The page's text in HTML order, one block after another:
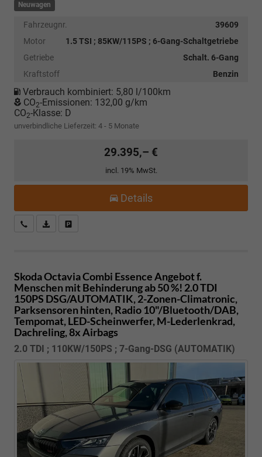
Neuwagen
Fahrzeugnr.
39609
Motor
1.5 TSI ; 85KW/115PS ; 6-Gang-Schaltgetriebe
Getriebe
Schalt. 6-Gang
Kraftstoff
Benzin
Verbrauch kombiniert: 5,80 l/100km
CO2-Emissionen: 132,00 g/km
CO2-Klasse: D
unverbindliche Lieferzeit: 4 - 5 Monate
29.395,– €
incl. 19% MwSt.
Details
Kostenloser Rückruf-Service
PDF-Datei, Fahrzeugexposé drucken
Skoda Octavia Combi Essence Angebot f.
Menschen mit Behinderung ab 50 %! 2.0 TDI
150PS DSG/AUTOMATIK, 2-Zonen-Climatronic,
Parksensoren hinten, Radio 10"/Bluetooth/DAB,
Tempomat, LED-Scheinwerfer, M-Lederlenkrad,
Dachreling, 8x Airbags
2.0 TDI ; 110KW/150PS ; 7-Gang-DSG (AUTOMATIK)